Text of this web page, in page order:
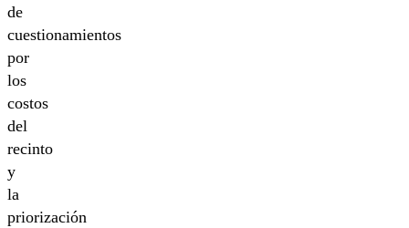
de
cuestionamientos
por
los
costos
del
recinto
y
la
priorización